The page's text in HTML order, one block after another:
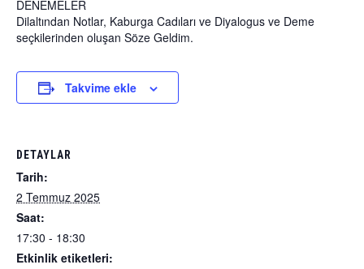
DENEMELER
Dilaltından Notlar, Kaburga Cadıları ve Diyalogus ve Deme
seçkilerinden oluşan Söze Geldim.
Takvime ekle
DETAYLAR
Tarih:
2 Temmuz 2025
Saat:
17:30 - 18:30
Etkinlik etiketleri: